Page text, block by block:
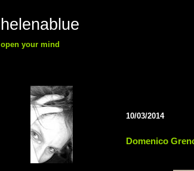
helenablue
open your mind
10/03/2014
Domenico